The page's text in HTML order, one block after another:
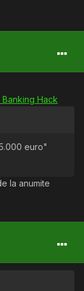
Hack
euro"
la anumite